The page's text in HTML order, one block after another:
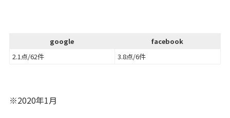
google
facebook
2.1点/62件
3.8点/6件
※2020年1月